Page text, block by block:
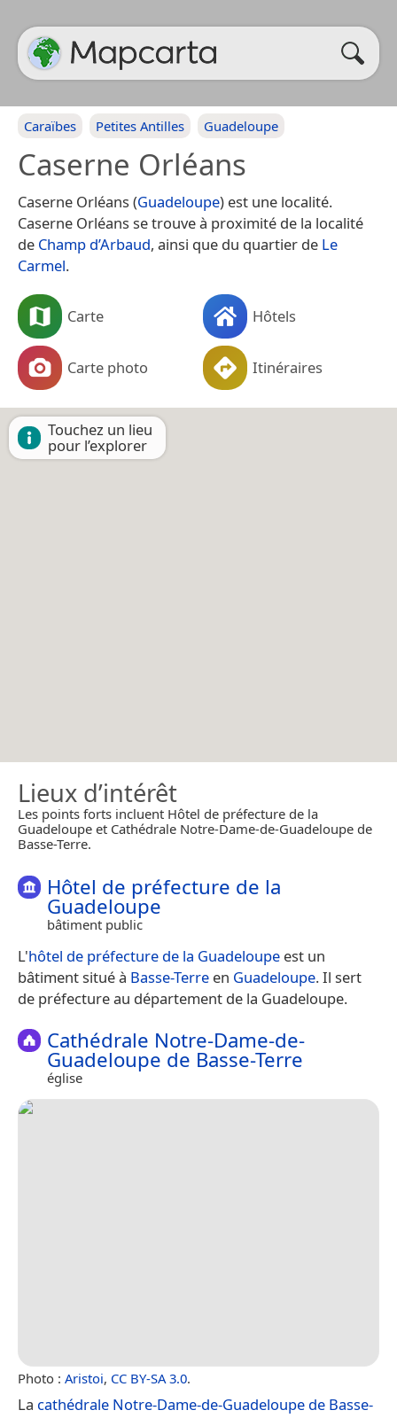
Caraïbes Petites Antilles Guadeloupe
Caserne Orléans
Caserne Orléans (Guadeloupe) est une localité.
Caserne Orléans se trouve à proximité de la localité
de Champ d’Arbaud, ainsi que du quartier de Le
Carmel.
Carte Hôtels
Carte photo Itinéraires
Touchez un lieu
pour l’explorer
Lieux d’intérêt
Les points forts incluent Hôtel de préfecture de la
Guadeloupe et Cathédrale Notre-Dame-de-Guadeloupe de
Basse-Terre.
Hôtel de préfecture de la
Guadeloupe
bâtiment public
L'hôtel de préfecture de la Guadeloupe est un
bâtiment situé à Basse-Terre en Guadeloupe. Il sert
de préfecture au département de la Guadeloupe.
Cathédrale Notre-Dame-de-
Guadeloupe de Basse-Terre
église
Photo : Aristoi, CC BY-SA 3.0.
La cathédrale Notre-Dame-de-Guadeloupe de Basse-